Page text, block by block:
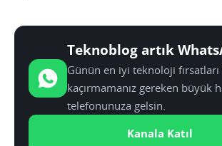
Teknoblog artık
Günün en iyi teknoloji fırsatları
kaçırmamanız gereken büyük
telefonunuza gelsin.
Kanala Katıl